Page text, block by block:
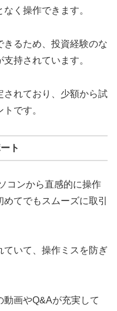
く操作できます。
るため、投資経験のな
持されています。
されており、少額から試
です。
ト
コンから直感的に操作
てでもスムーズに取引
ていて、操作ミスを防ぎ
画やQ&Aが充実して